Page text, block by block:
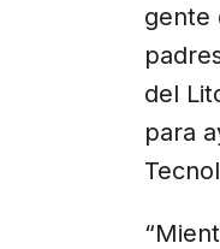
gente
del
para